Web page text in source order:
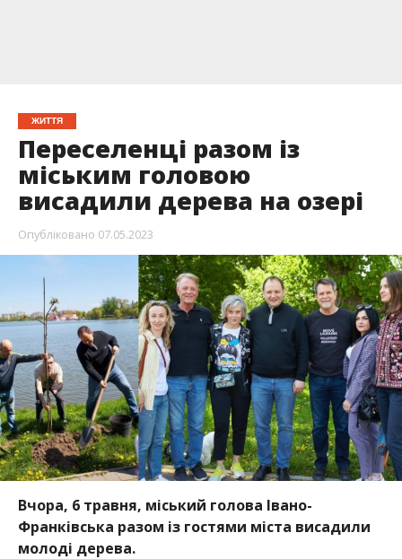
ЖИТТЯ
Переселенці разом із
міським головою
висадили дерева на озері
Опубліковано 07.05.2023
Вчора, 6 травня, міський голова Івано-
Франківська разом із гостями міста висадили
молоді дерева.